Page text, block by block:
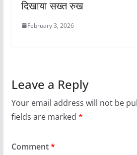
दिखाया सख्त रुख
February 3, 2026
Leave a Reply
Your email address will not be
fields are marked *
Comment*